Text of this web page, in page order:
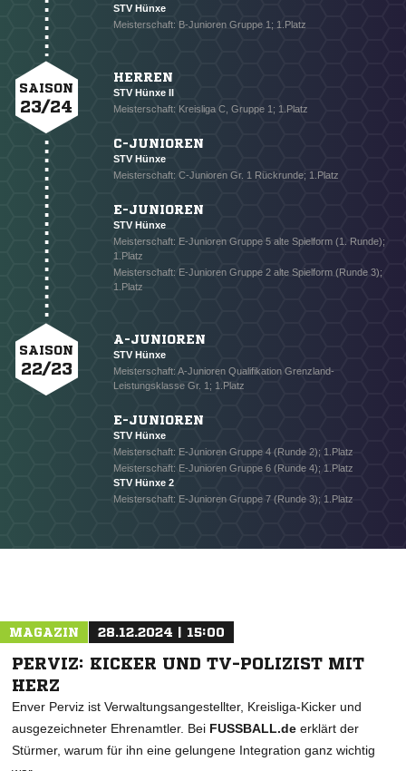
* Pflichtfelder
STV Hünxe
Meisterschaft: B-Junioren Gruppe 1; 1.Platz
SAISON
23/24
HERREN
STV Hünxe II
Meisterschaft: Kreisliga C, Gruppe 1; 1.Platz
C-JUNIOREN
STV Hünxe
Meisterschaft: C-Junioren Gr. 1 Rückrunde; 1.Platz
E-JUNIOREN
STV Hünxe
Meisterschaft: E-Junioren Gruppe 5 alte Spielform (1. Runde);
1.Platz
Meisterschaft: E-Junioren Gruppe 2 alte Spielform (Runde 3);
1.Platz
SAISON
22/23
A-JUNIOREN
STV Hünxe
Meisterschaft: A-Junioren Qualifikation Grenzland-
Leistungsklasse Gr. 1; 1.Platz
E-JUNIOREN
STV Hünxe
Meisterschaft: E-Junioren Gruppe 4 (Runde 2); 1.Platz
Meisterschaft: E-Junioren Gruppe 6 (Runde 4); 1.Platz
STV Hünxe 2
Meisterschaft: E-Junioren Gruppe 7 (Runde 3); 1.Platz
MAGAZIN 28.12.2024 | 15:00
PERVIZ: KICKER UND TV-POLIZIST MIT
HERZ
Enver Perviz ist Verwaltungsangestellter, Kreisliga-Kicker und
ausgezeichneter Ehrenamtler. Bei FUSSBALL.de erklärt der
Stürmer, warum für ihn eine gelungene Integration ganz wichtig